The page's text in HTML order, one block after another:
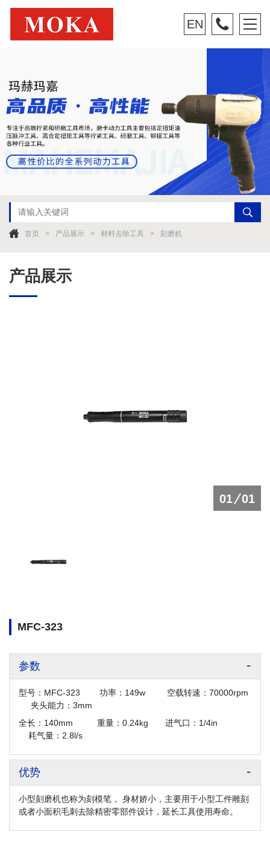
EN
首页 产品展示 材料去除工具 刻磨机
产品展示
01 01
MFC-323
参数
型号：MFC-323 功率：149w 空载转速：70000rpm
夹头能力：3mm
全长：140mm 重量：0.24kg 进气口：1/4in
耗气量：2.8l/s
优势
小型刻磨机也称为刻模笔， 身材娇小，主要用于小型工件雕刻
或者小面积毛刺去除精密零部件设计，延长工具使用寿命。